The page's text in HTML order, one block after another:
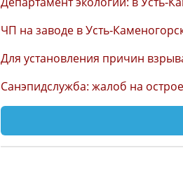
ЧП на заводе в Усть-
Для установления причин
Санэпидслужба: жалоб на